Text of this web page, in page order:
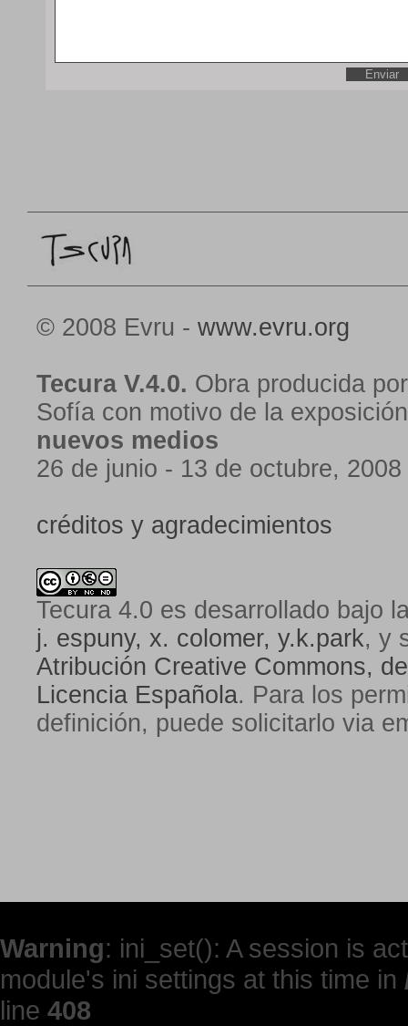
© 2008 Evru - www.evru.org
Tecura V.4.0. Obra producida
Sofía con motivo de la
nuevos medios
26 de junio - 13 de octubre, 2008
créditos y agradecimientos
Tecura 4.0 es desarrollado bajo
j. espuny, x. colomer, y.k.park, y
Atribución Creative Commons,
Licencia Española. Para los
definición, puede solicitarlo via
Warning: ini_set(): A session is
module's ini settings at this time in
line 408